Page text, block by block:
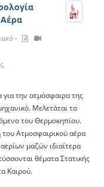
-
για την ατμόσφαιρα της
Μελετάται το
του Θερμοκηπίου.
του Ατμοσφαιρικού αέρα
μαζών ιδιαίτερα
θέματα Στατικής
Καιρού.